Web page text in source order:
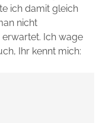
ich damit gleich
nicht
Ich wage
Ihr kennt mich: